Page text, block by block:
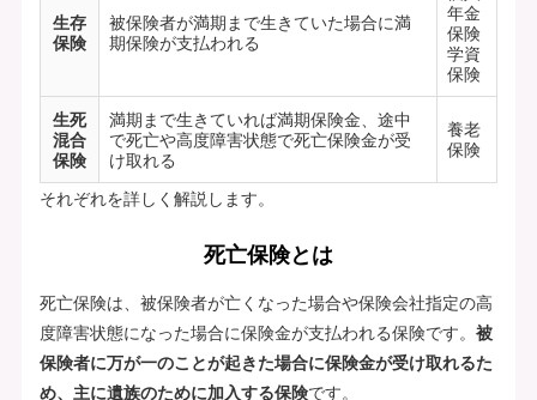
生存
保険
被保険者が満期まで生きていた場合に満
期保険が支払われる
年金
保険
学資
保険
生死
混合
保険
満期まで生きていれば満期保険金、途中
で死亡や高度障害状態で死亡保険金が受
け取れる
養老
保険
それぞれを詳しく解説します。
死亡保険とは
死亡保険は、被保険者が亡くなった場合や保険会社指定の高
度障害状態になった場合に保険金が支払われる保険です。 被
保険者に万が一のことが起きた場合に保険金が受け取れるた
め、主に遺族のために加入する保険です。